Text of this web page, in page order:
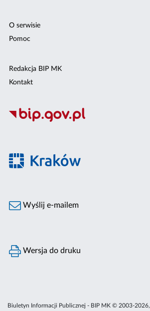
O serwisie
Pomoc
Redakcja BIP MK
Kontakt
Wyślij e-mailem
Wersja do druku
Biuletyn Informacji Publicznej - BIP MK © 2003-2026,